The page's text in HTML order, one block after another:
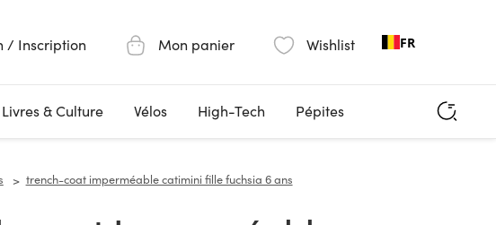
/ Inscription Mon panier Wishlist FR
Livres & Culture Vélos High-Tech Pépites
trench-coat imperméable catimini fille fuchsia 6 ans